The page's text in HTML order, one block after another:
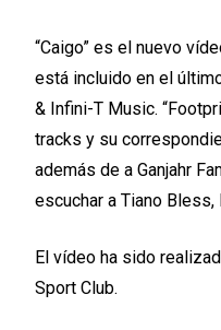
“Caigo” es el nuevo
está incluido en el
& Infini-T Music.
tracks y su
además de a Ganjahr
escuchar a Tiano Bless,
El vídeo ha sido
Sport Club.